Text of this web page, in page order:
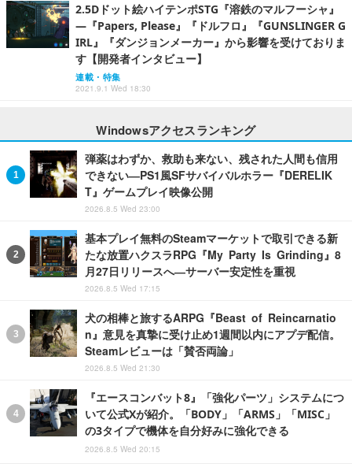
2.5Dドット絵ハイテンポSTG『溶鉄のマルフーシャ』
―『Papers, Please』『ドルフロ』『GUNSLINGER G
IRL』『ダンジョンメーカー』から影響を受けておりま
す【開発者インタビュー】
連載・特集
2021.9.1 Wed 18:30
Windowsアクセスランキング
弾薬はわずか、救助も来ない、残された人間も信用
できない―PS1風SFサバイバルホラー『DERELIK
T』ゲームプレイ映像公開
2026.8.5 Wed 23:00
基本プレイ無料のSteamマーケットで取引できる新
たな放置ハクスラRPG『My Party Is Grinding』8
月27日リリースへ―サーバー安定性を重視
2026.8.5 Wed 17:15
犬の相棒と旅するARPG『Beast of Reincarnatio
n』意見を真摯に受け止め1週間以内にアプデ配信。
Steamレビューは「賛否両論」
2026.8.5 Wed 21:30
『エースコンバット8』「強化パーツ」システムにつ
いて公式Xが紹介。「BODY」「ARMS」「MISC」
の3タイプで機体を自分好みに強化できる
2026.8.5 Wed 20:15